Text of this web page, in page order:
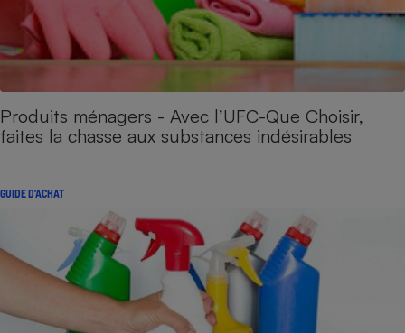
Produits ménagers - Avec l’UFC-Que Choisir,
faites la chasse aux substances indésirables
GUIDE D'ACHAT